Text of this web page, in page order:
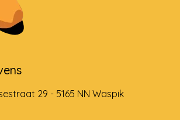
29 - 5165 NN Waspik